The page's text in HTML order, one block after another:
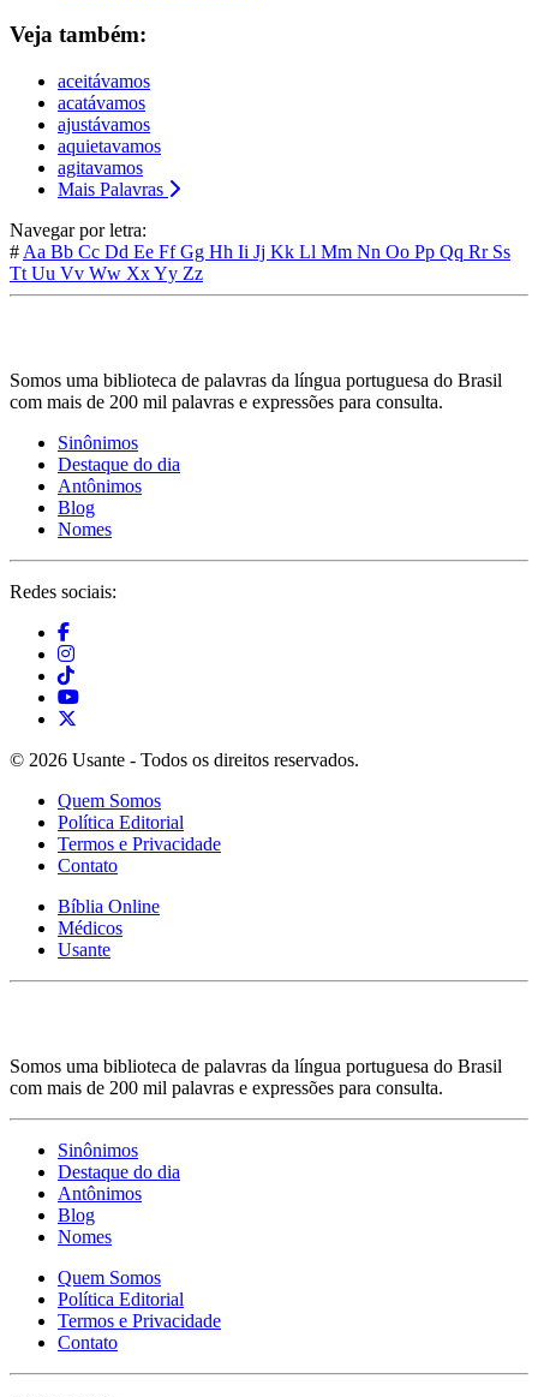
Veja também:
aceitávamos
acatávamos
ajustávamos
aquietavamos
agitavamos
Mais Palavras
Navegar por letra:
# Aa Bb Cc Dd Ee FfGg Hh Ii Jj Kk Ll Mm Nn Oo Pp Qq Rr Ss
Tt Uu Vv Ww XxYy Zz
Somos uma biblioteca de palavras da língua portuguesa do Brasil
com mais de 200 mil palavras e expressões para consulta.
Sinônimos
Destaque do dia
Antônimos
Blog
Nomes
Redes sociais:
© 2026 Usante - Todos os direitos reservados.
Quem Somos
Política Editorial
Termos e Privacidade
Contato
Bíblia Online
Médicos
Usante
Somos uma biblioteca de palavras da língua portuguesa do Brasil
com mais de 200 mil palavras e expressões para consulta.
Sinônimos
Destaque do dia
Antônimos
Blog
Nomes
Quem Somos
Política Editorial
Termos e Privacidade
Contato